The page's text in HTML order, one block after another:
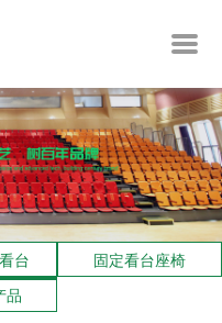
台
固定看台座椅
品